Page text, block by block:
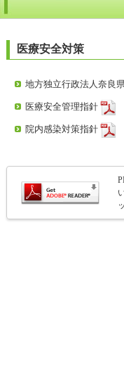
医療安全対策
地方独立行政法人奈良
医療安全管理指針
院内感染対策指針